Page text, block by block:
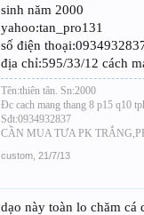
sinh năm 2000
yahoo:tan_pro131
số điện
địa chỉ:595/33/12 cách
Tên:thiên tân. Sn:2000
Đc cach mang thang 8 p15 q10
Sđt:0934932837
CẦN MUA TƯA PK
custom 21/7/13
dạo này toàn lo chăm cá